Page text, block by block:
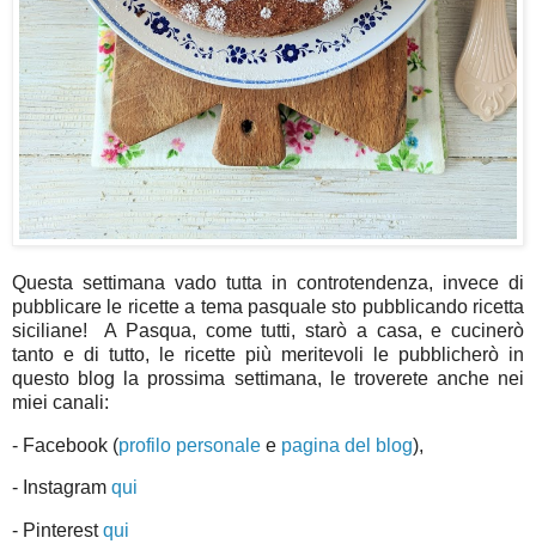
Questa settimana vado tutta in controtendenza, invece di
pubblicare le ricette a tema pasquale sto pubblicando ricetta
siciliane! A Pasqua, come tutti, starò a casa, e cucinerò
tanto e di tutto, le ricette più meritevoli le pubblicherò in
questo blog la prossima settimana, le troverete anche nei
miei canali:
- Facebook (profilo personale e pagina del blog),
- Instagram qui
- Pinterestqui